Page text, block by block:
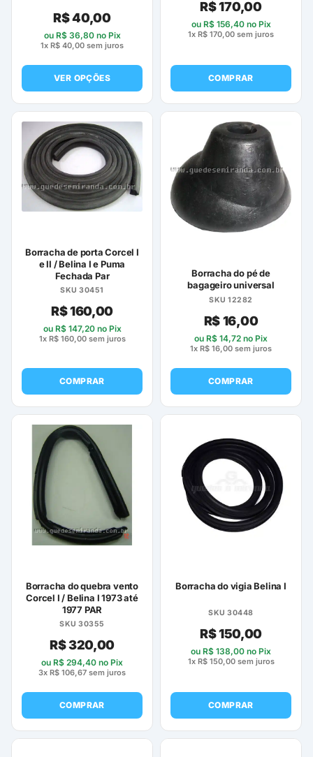
R$40,00
ou R$36,80no Pix
1x R$ 40,00 sem juros
VER OPÇÕES
Este
tem
várias
variantes.
As
opções
podem
escolhidas
na
página
do
produto
R$170,00
ou R$156,40no Pix
1x R$ 170,00 sem juros
COMPRAR
Borracha de porta Corcel I
e II / Belina I e Puma
Fechada Par
SKU 30451
R$160,00
ou R$147,20no Pix
1x R$160,00sem juros
COMPRAR
Borracha do pé de
bagageiro universal
SKU 12282
R$16,00
ou R$ 14,72 no Pix
1x R$ 16,00 sem juros
COMPRAR
Borracha do quebra vento
Corcel I / Belina I 1973 até
1977 PAR
SKU 30355
R$320,00
ou R$ 294,40 no Pix
3x R$ 106,67 sem juros
COMPRAR
Borracha do vigia Belina I
SKU 30448
R$150,00
ou R$ 138,00 no Pix
1x R$150,00sem juros
COMPRAR